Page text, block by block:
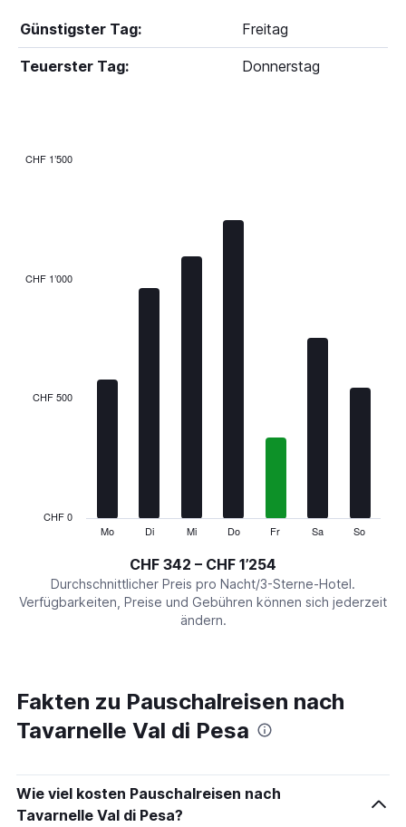
Günstigster Tag: Freitag
Teuerster Tag: Donnerstag
The
categories.
values.
Range:
Mo Di Mi Do Fr Sa So
CHF 0
CHF 500
CHF 1’000
CHF 1’500
CHF 342 – CHF 1’254
Durchschnittlicher Preis pro Nacht/3-Sterne-Hotel.
Verfügbarkeiten, Preise und Gebühren können sich jederzeit
ändern.
Fakten zu Pauschalreisen nach
Tavarnelle Val di Pesa
Wie viel kosten Pauschalreisen nach
Tavarnelle Val di Pesa?